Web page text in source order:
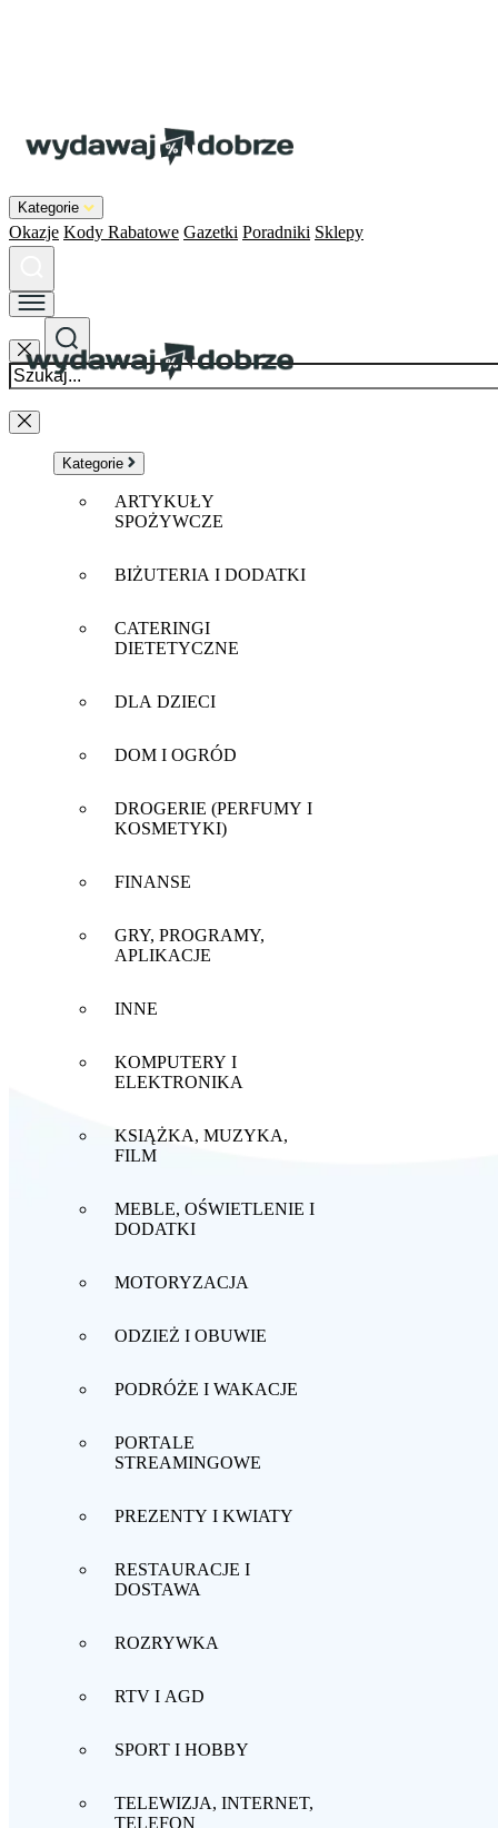
Kategorie
Okazje Kody Rabatowe Gazetki Poradniki Sklepy
Kategorie
ARTYKUŁY
SPOŻYWCZE
BIŻUTERIA I DODATKI
CATERINGI
DIETETYCZNE
DLA DZIECI
DOM I OGRÓD
DROGERIE (PERFUMY I
KOSMETYKI)
FINANSE
GRY, PROGRAMY,
APLIKACJE
INNE
KOMPUTERY I
ELEKTRONIKA
KSIĄŻKA, MUZYKA,
FILM
MEBLE, OŚWIETLENIE I
DODATKI
MOTORYZACJA
ODZIEŻ I OBUWIE
PODRÓŻE I WAKACJE
PORTALE
STREAMINGOWE
PREZENTY I KWIATY
RESTAURACJE I
DOSTAWA
ROZRYWKA
RTV I AGD
SPORT I HOBBY
TELEWIZJA, INTERNET,
TELEFON